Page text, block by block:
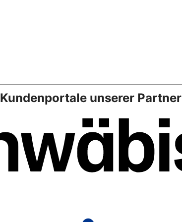
Kundenportale unserer Partner